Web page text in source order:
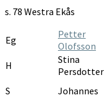
1848-
s. 78 Westra Ekås
Eg
Petter
Olofsson
H
Stina
Persdotter
S Johannes